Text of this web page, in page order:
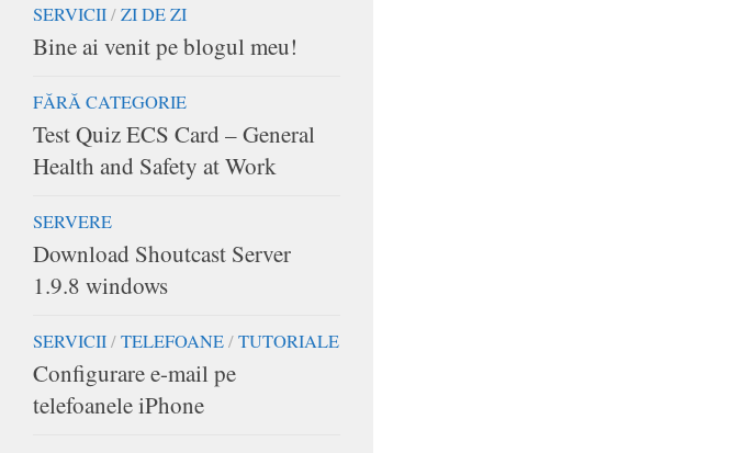
SERVICII/ZI DE ZI
Bine ai venit pe blogul meu!
FĂRĂ CATEGORIE
Test Quiz ECS Card – General
Health and Safety at Work
SERVERE
Download Shoutcast Server
1.9.8 windows
SERVICII/TELEFOANE/TUTORIALE
Configurare e-mail pe
telefoanele iPhone